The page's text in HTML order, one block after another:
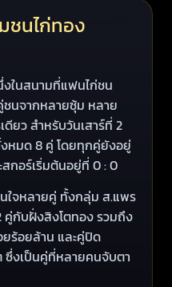
ชนไก่ทอง
ในสนามที่แฟนไก่ชน
ชนจากหลายซุ้ม หลาย
ยว สำหรับวันเสาร์ที่ 2
หมด 8 คู่ โดยทุกคู่ยังอยู่
กอร์เริ่มต้นอยู่ที่ 0 : 0
ใจหลายคู่ ทั้งกลุ่ม ส.แพร
คู่กับฝั่งสิงโตทอง รวมถึง
ร้อยล้าน และคู่ปิด
ซึ่งเป็นคู่ที่หลายคนจับตา